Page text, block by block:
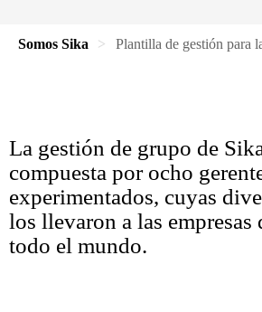
Somos Sika Plantilla de gestión para
La gestión de grupo de
compuesta por ocho
experimentados, cuyas
los llevaron a las empresas
todo el mundo.